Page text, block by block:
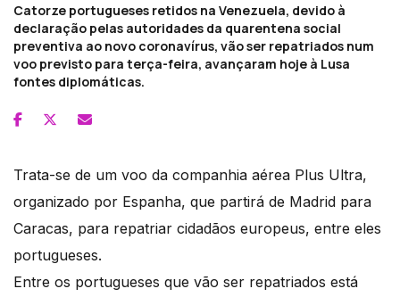
Catorze portugueses retidos na Venezuela, devido à
declaração pelas autoridades da quarentena social
preventiva ao novo coronavírus, vão ser repatriados num
voo previsto para terça-feira, avançaram hoje à Lusa
fontes diplomáticas.
Trata-se de um voo da companhia aérea Plus Ultra,
organizado por Espanha, que partirá de Madrid para
Caracas, para repatriar cidadãos europeus, entre eles
portugueses.
Entre os portugueses que vão ser repatriados está